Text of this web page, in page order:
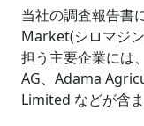
当社の調査報告書
Market(シロマジ
担う主要企業には
AG、Adama
Limited などが含ま